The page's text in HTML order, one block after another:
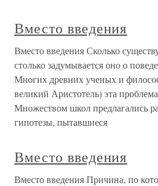
Вместо введения
Вместо введения Сколько
столько задумывается оно о
Многих древних ученых и
великий Аристотель) эта
Множеством школ предлагались
гипотезы, пытавшиеся
Вместо введения
Вместо введения Причина, по